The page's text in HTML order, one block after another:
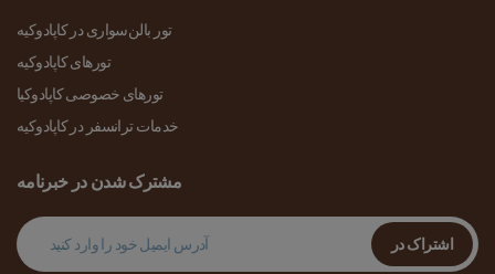
تور بالن‌سواری در کاپادوکیه
تورهای کاپادوکیه
تورهای خصوصی کاپادوکیا
خدمات ترانسفر در کاپادوکیه
مشترک شدن در خبرنامه
اشتراک در